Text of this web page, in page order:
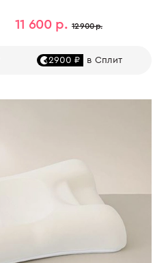
12 900 р.
11 600 р.
2900 ₽ в Сплит